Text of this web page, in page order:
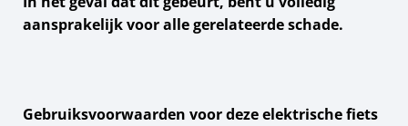
aansprakelijk voor alle gerelateerde schade.
Gebruiksvoorwaarden voor deze elektrische fiets